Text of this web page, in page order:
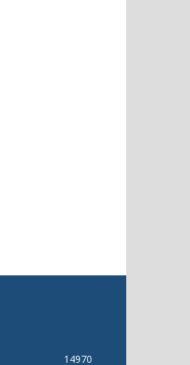
14970